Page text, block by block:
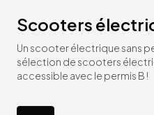
Scooters
Un scooter électrique sans
sélection de scooters
accessible avec le permis B !